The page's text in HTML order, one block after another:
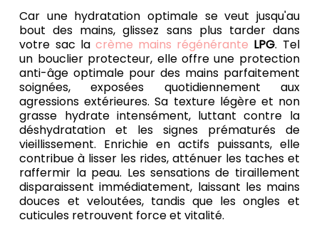
Car une hydratation optimale se veut jusqu'au
bout des mains, glissez sans plus tarder dans
votre sac la crème mains régénérante LPG. Tel
un bouclier protecteur, elle offre une protection
anti-âge optimale pour des mains parfaitement
soignées, exposées quotidiennement aux
agressions extérieures. Sa texture légère et non
grasse hydrate intensément, luttant contre la
déshydratation et les signes prématurés de
vieillissement. Enrichie en actifs puissants, elle
contribue à lisser les rides, atténuer les taches et
raffermir la peau. Les sensations de tiraillement
disparaissent immédiatement, laissant les mains
douces et veloutées, tandis que les ongles et
cuticules retrouvent force et vitalité.